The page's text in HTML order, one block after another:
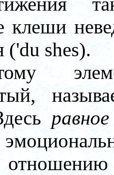
клеши
('du shes).